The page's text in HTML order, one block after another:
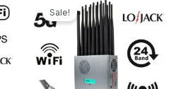
Sale!
Preis
war:
1.299,00€
ist: